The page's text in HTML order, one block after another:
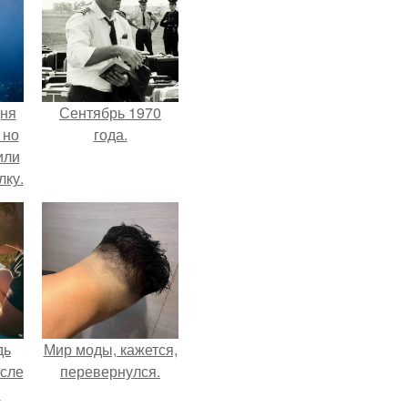
Сентябрь 1970
года.
Мир моды, кажется,
перевернулся.